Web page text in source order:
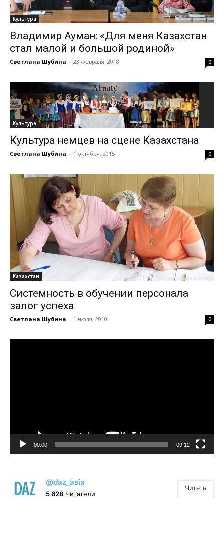
Культура
Владимир Ауман: «Для меня Казахстан
стал малой и большой родиной»
Светлана Шубина - 23 февраля, 2018 0
Культура
Культура немцев на сцене Казахстана
Светлана Шубина - 1 октября, 2015 0
Казахстан
Системность в обучении персонала
залог успеха
Светлана Шубина - 1 июля, 2010 0
00:00 09:12
@daz_asia
5 628 Читатели
Читать